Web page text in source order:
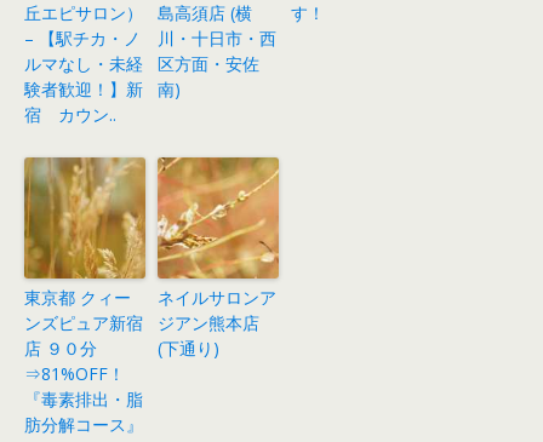
丘エピサロン）
– 【駅チカ・ノ
ルマなし・未経
験者歓迎！】新
宿 カウン..
島高須店 (横
川・十日市・西
区方面・安佐
南)
す！
東京都 クィー
ンズピュア新宿
店 ９０分
⇒81%OFF！
『毒素排出・脂
肪分解コース』
ネイルサロンア
ジアン熊本店
(下通り)